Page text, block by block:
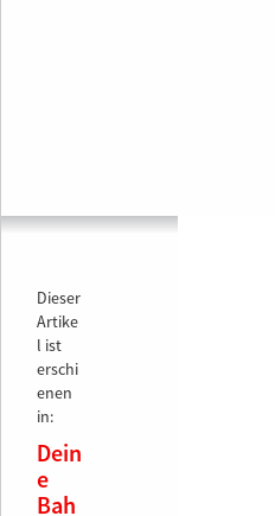
Dieser
Artike
l ist
erschi
enen
in:
Dein
e
Bah